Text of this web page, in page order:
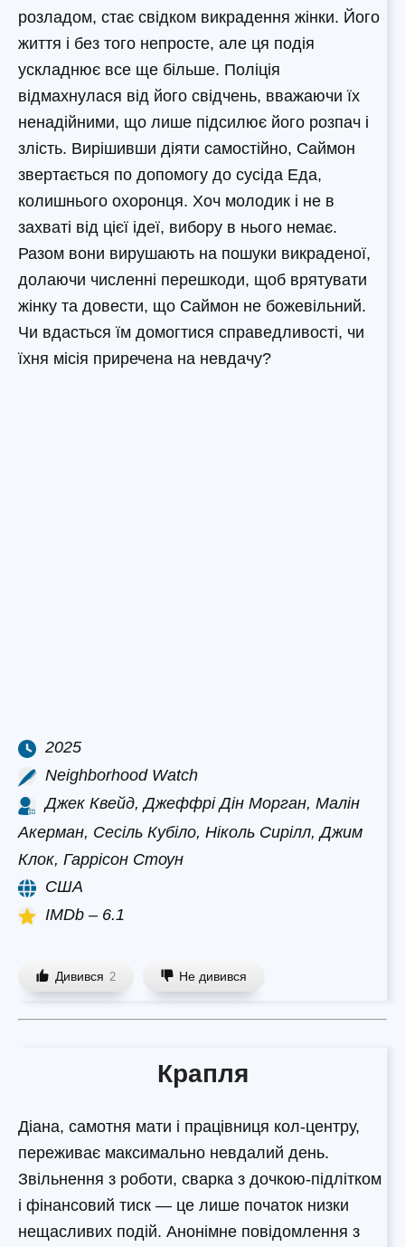
розладом, стає свідком викрадення жінки. Його
життя і без того непросте, але ця подія
ускладнює все ще більше. Поліція
відмахнулася від його свідчень, вважаючи їх
ненадійними, що лише підсилює його розпач і
злість. Вирішивши діяти самостійно, Саймон
звертається по допомогу до сусіда Еда,
колишнього охоронця. Хоч молодик і не в
захваті від цієї ідеї, вибору в нього немає.
Разом вони вирушають на пошуки викраденої,
долаючи численні перешкоди, щоб врятувати
жінку та довести, що Саймон не божевільний.
Чи вдасться їм домогтися справедливості, чи
їхня місія приречена на невдачу?
2025
Neighborhood Watch
Джек Квейд, Джеффрі Дін Морган, Малін
Акерман, Сесіль Кубіло, Ніколь Сирілл, Джим
Клок, Гаррісон Стоун
США
IMDb – 6.1
Дивився 2 Не дивився
Крапля
Діана, самотня мати і працівниця кол-центру,
переживає максимально невдалий день.
Звільнення з роботи, сварка з дочкою-підлітком
і фінансовий тиск — це лише початок низки
нещасливих подій. Анонімне повідомлення з